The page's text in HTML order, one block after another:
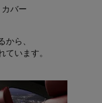
バー
から、
ています。